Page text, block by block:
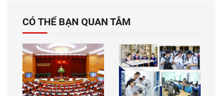
CÓ THỂ BẠN QUAN TÂM